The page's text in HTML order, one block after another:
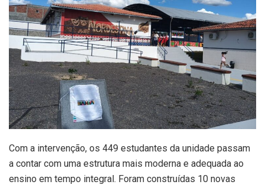
Com a intervenção, os 449 estudantes da unidade passam
a contar com uma estrutura mais moderna e adequada ao
ensino em tempo integral. Foram construídas 10 novas